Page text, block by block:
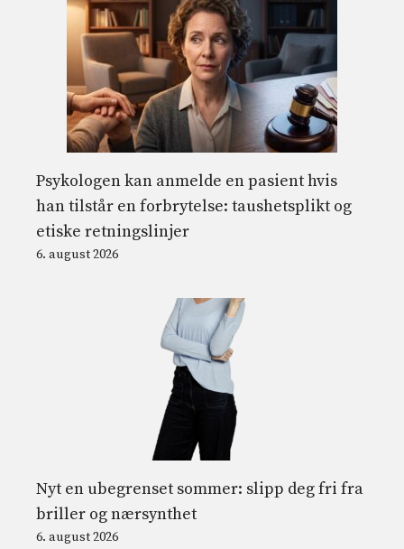
Psykologen kan anmelde en pasient hvis
han tilstår en forbrytelse: taushetsplikt og
etiske retningslinjer
6. august 2026
Nyt en ubegrenset sommer: slipp deg fri fra
briller og nærsynthet
6. august 2026